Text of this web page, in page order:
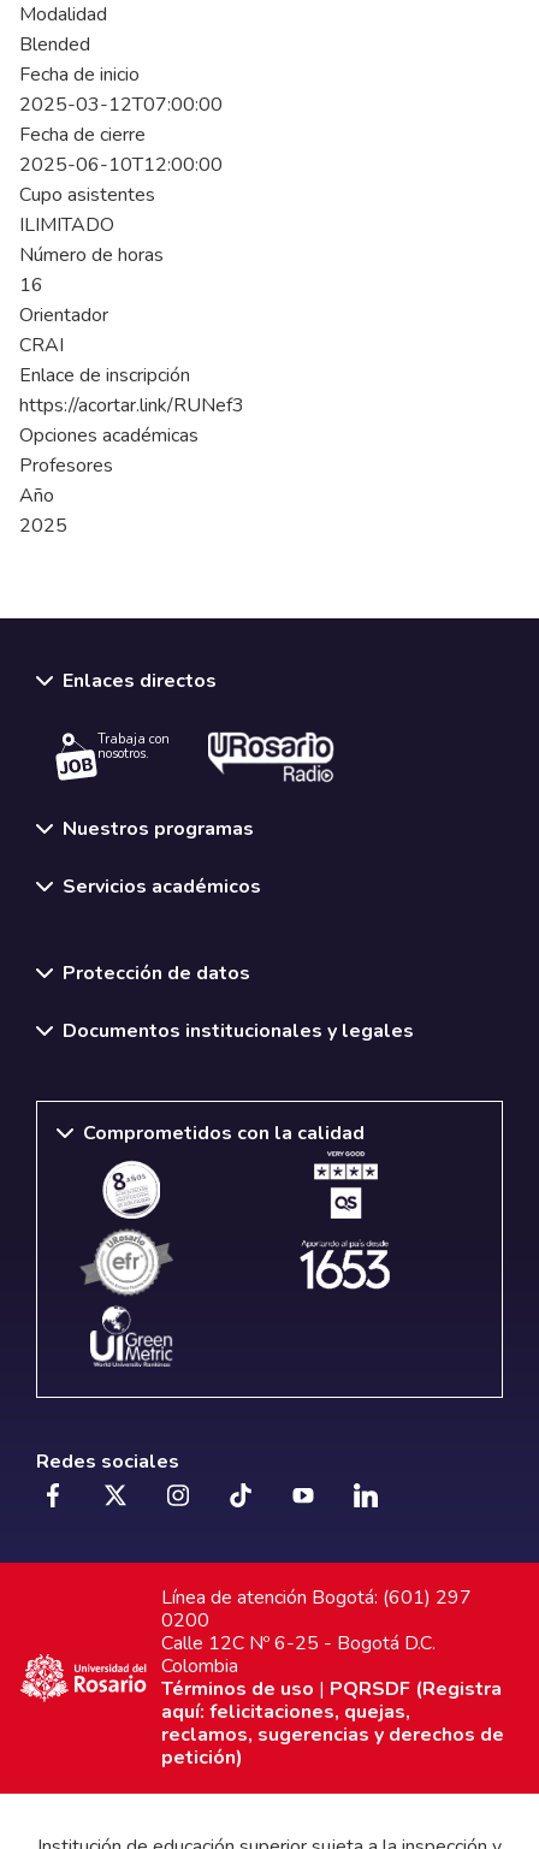
Modalidad
Blended
Fecha de inicio
2025-03-12T07:00:00
Fecha de cierre
2025-06-10T12:00:00
Cupo asistentes
ILIMITADO
Número de horas
16
Orientador
CRAI
Enlace de inscripción
https://acortar.link/RUNef3
Opciones académicas
Profesores
Año
2025
Enlaces directos
Trabaja con
nosotros.
Nuestros programas
Servicios académicos
Protección de datos
Documentos institucionales y legales
Comprometidos con la calidad
Redes sociales
Línea de atención Bogotá: (601) 297
0200
Calle 12C Nº 6-25 - Bogotá D.C.
Colombia
Términos de uso | PQRSDF (Registra
aquí: felicitaciones, quejas,
reclamos, sugerencias y derechos de
petición)